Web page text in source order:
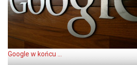
Google w końcu ...